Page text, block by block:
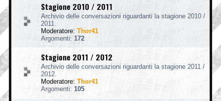
Stagione 2010 / 2011
Archivio delle conversazioni riguardanti la stagione 2010 /
2011.
Moderatore: Thor41
Argomenti: 172
Stagione 2011 / 2012
Archivio delle conversazioni riguardanti la stagione 2011 /
2012.
Moderatore: Thor41
Argomenti: 105